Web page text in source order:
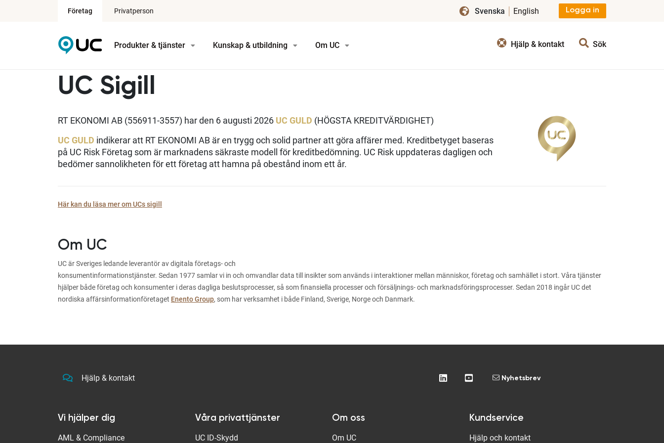
Företag Privatperson Logga in
Svenska English
Produkter & tjänster Kunskap & utbildning Om UC Hjälp & kontakt Sök
UC Sigill
RT EKONOMI AB (556911-3557) har den 6 augusti 2026 UC GULD (HÖGSTA KREDITVÄRDIGHET)
UC GULD indikerar att RT EKONOMI AB är en trygg och solid partner att göra affärer med. Kreditbetyget baseras
på UC Risk Företag som är marknadens säkraste modell för kreditbedömning. UC Risk uppdateras dagligen och
bedömer sannolikheten för ett företag att hamna på obestånd inom ett år.
Här kan du läsa mer om UCs sigill
Om UC
UC är Sveriges ledande leverantör av digitala företags- och
konsumentinformationstjänster. Sedan 1977 samlar vi in och omvandlar data till insikter som används i interaktioner mellan människor, företag och samhället i stort. Våra tjänster
hjälper både företag och konsumenter i deras dagliga beslutsprocesser, så som finansiella processer och försäljnings- och marknadsföringsprocesser. Sedan 2018 ingår UC det
nordiska affärsinformationföretaget Enento Group, som har verksamhet i både Finland, Sverige, Norge och Danmark.
Hjälp & kontakt Nyhetsbrev
Vi hjälper dig
AML & Compliance
Våra privattjänster
UC ID-Skydd
Om oss
Om UC
Kundservice
Hjälp och kontakt